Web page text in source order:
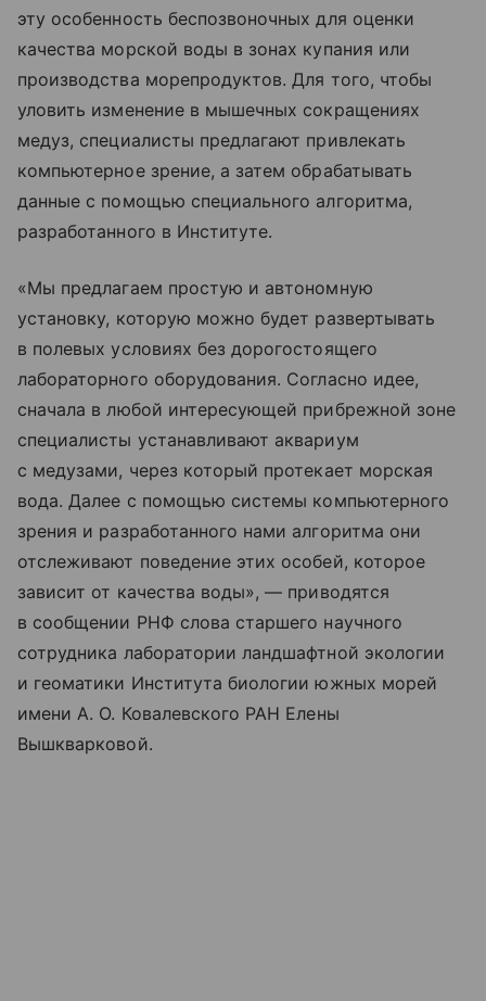
эту особенность беспозвоночных для оценки
качества морской воды в зонах купания или
производства морепродуктов. Для того, чтобы
уловить изменение в мышечных сокращениях
медуз, специалисты предлагают привлекать
компьютерное зрение, а затем обрабатывать
данные с помощью специального алгоритма,
разработанного в Институте.
«Мы предлагаем простую и автономную
установку, которую можно будет развертывать
в полевых условиях без дорогостоящего
лабораторного оборудования. Согласно идее,
сначала в любой интересующей прибрежной зоне
специалисты устанавливают аквариум
с медузами, через который протекает морская
вода. Далее с помощью системы компьютерного
зрения и разработанного нами алгоритма они
отслеживают поведение этих особей, которое
зависит от качества воды», — приводятся
в сообщении РНФ слова старшего научного
сотрудника лаборатории ландшафтной экологии
и геоматики Института биологии южных морей
имени А. О. Ковалевского РАН Елены
Вышкварковой.